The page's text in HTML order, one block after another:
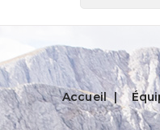
Accueil